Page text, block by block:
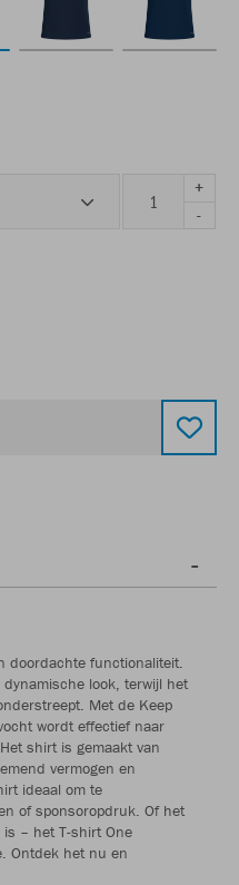
+
-
doordachte functionaliteit.
look, terwijl het
Met de Keep
wordt effectief naar
shirt is gemaakt van
vermogen en
ideaal om te
of sponsoropdruk. Of het
– het T-shirt One
Ontdek het nu en